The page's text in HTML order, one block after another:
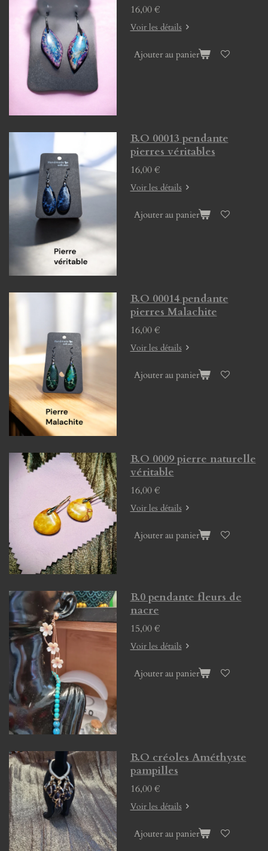
16,00 €
Voir les détails
Ajouter au panier
B.O 00013 pendante
pierres véritables
16,00 €
Voir les détails
Ajouter au panier
B.O 00014 pendante
pierres Malachite
16,00 €
Voir les détails
Ajouter au panier
B.O 0009 pierre naturelle
véritable
16,00 €
Voir les détails
Ajouter au panier
B.0 pendante fleurs de
nacre
15,00 €
Voir les détails
Ajouter au panier
B.O créoles Améthyste
pampilles
16,00 €
Voir les détails
Ajouter au panier